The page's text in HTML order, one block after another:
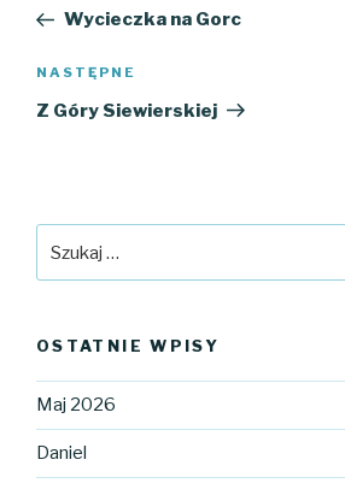
wpisWycieczka na Gorc
Następny
wpis
NASTĘPNE
Z Góry Siewierskiej
OSTATNIE WPISY
Maj 2026
Daniel